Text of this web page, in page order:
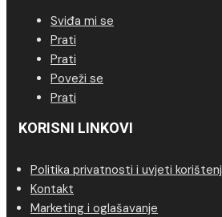
Sviđa mi se
Prati
Prati
Poveži se
Prati
KORISNI LINKOVI
Politika privatnosti i uvjeti
Kontakt
Marketing i oglašavanje